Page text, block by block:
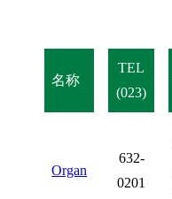
名称
TEL
(023)
Organ
632-
0201